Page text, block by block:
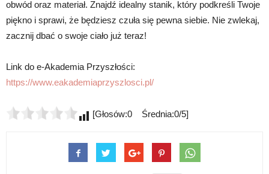
obwód oraz materiał. Znajdź idealny stanik, który podkreśli Twoje
piękno i sprawi, że będziesz czuła się pewna siebie. Nie zwlekaj,
zacznij dbać o swoje ciało już teraz!
Link do e-Akademia Przyszłości:
https://www.eakademiaprzyszlosci.pl/
[Głosów:0 Średnia:0/5]